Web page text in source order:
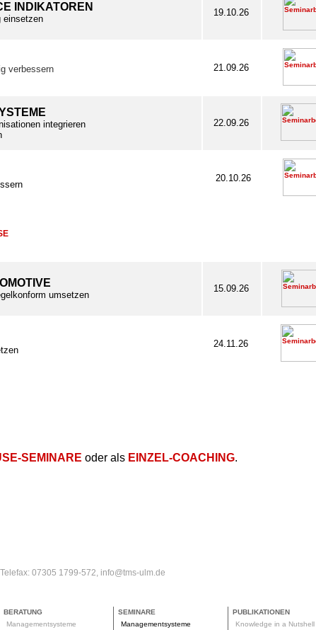
INDIKATOREN
einsetzen
19.10.26
verbessern
21.09.26
integrieren
22.09.26
20.10.26
umsetzen
15.09.26
24.11.26
SEMINARE oder als EINZEL-COACHING.
07305 1799-572, info@tms-ulm.de
BERATUNG
Managementsysteme
SEMINARE
Managementsysteme
PUBLIKATIONEN
Knowledge in a Nutshell